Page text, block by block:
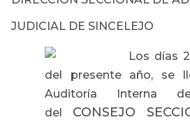
JUDICIAL DE SINCELEJO
Los días
del presente año, se
Auditoría Interna
del CONSEJO